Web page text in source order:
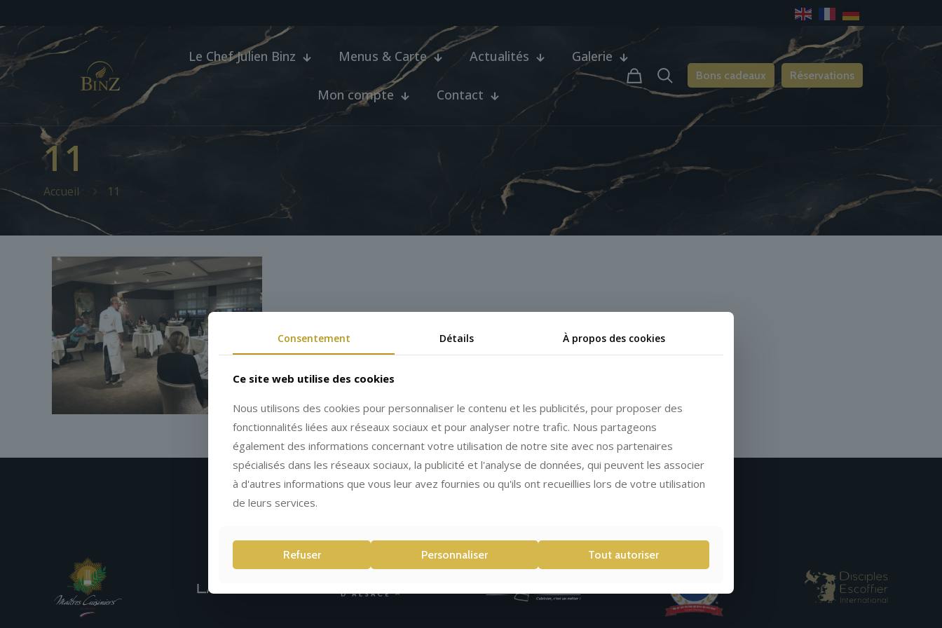
Le Chef Julien Binz Menus & Carte Actualités Galerie
Mon compte Contact
Bons cadeaux Réservations
11
Accueil 11
Consentement Détails À propos des cookies
Ce site web utilise des cookies
Nous utilisons des cookies pour personnaliser le contenu et les publicités, pour proposer des
fonctionnalités liées aux réseaux sociaux et pour analyser notre trafic. Nous partageons
également des informations concernant votre utilisation de notre site avec nos partenaires
spécialisés dans les réseaux sociaux, la publicité et l'analyse de données, qui peuvent les associer
à d'autres informations que vous leur avez fournies ou qu'ils ont recueillies lors de votre utilisation
de leurs services.
Refuser Personnaliser Tout autoriser